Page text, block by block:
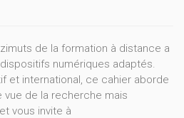
de la formation à distance a
numériques adaptés.
et international, ce cahier aborde
de la recherche mais
vous invite à